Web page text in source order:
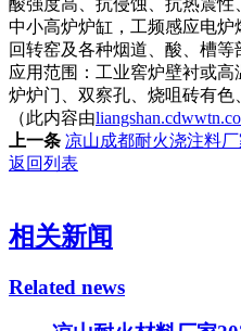
中小高炉炉缸，工频感应电
回转窑及各种烟道、酸、槽等
应用范围：工业窖炉壁衬或
炉炉门、双察孔、烧咀砖有色
（此内容由
上一条 凉山成都耐火浇注料厂
返回列表
相关新闻
Related news